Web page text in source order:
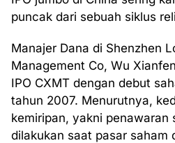
puncak dari sebuah siklus
Manajer Dana di Shenzhen
Management Co, Wu
IPO CXMT dengan debut
tahun 2007. Menurutnya,
kemiripan, yakni penawaran
dilakukan saat pasar saham